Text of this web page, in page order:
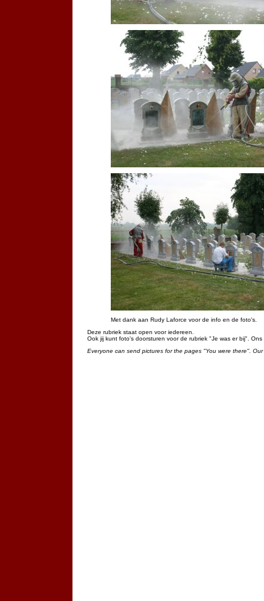
Met dank aan Rudy Laforce voor de info en de foto's.
Deze rubriek staat open voor iedereen.
Ook jij kunt foto's doorsturen voor de rubriek "Je was er bij".
Everyone can send pictures for the pages "You were there".